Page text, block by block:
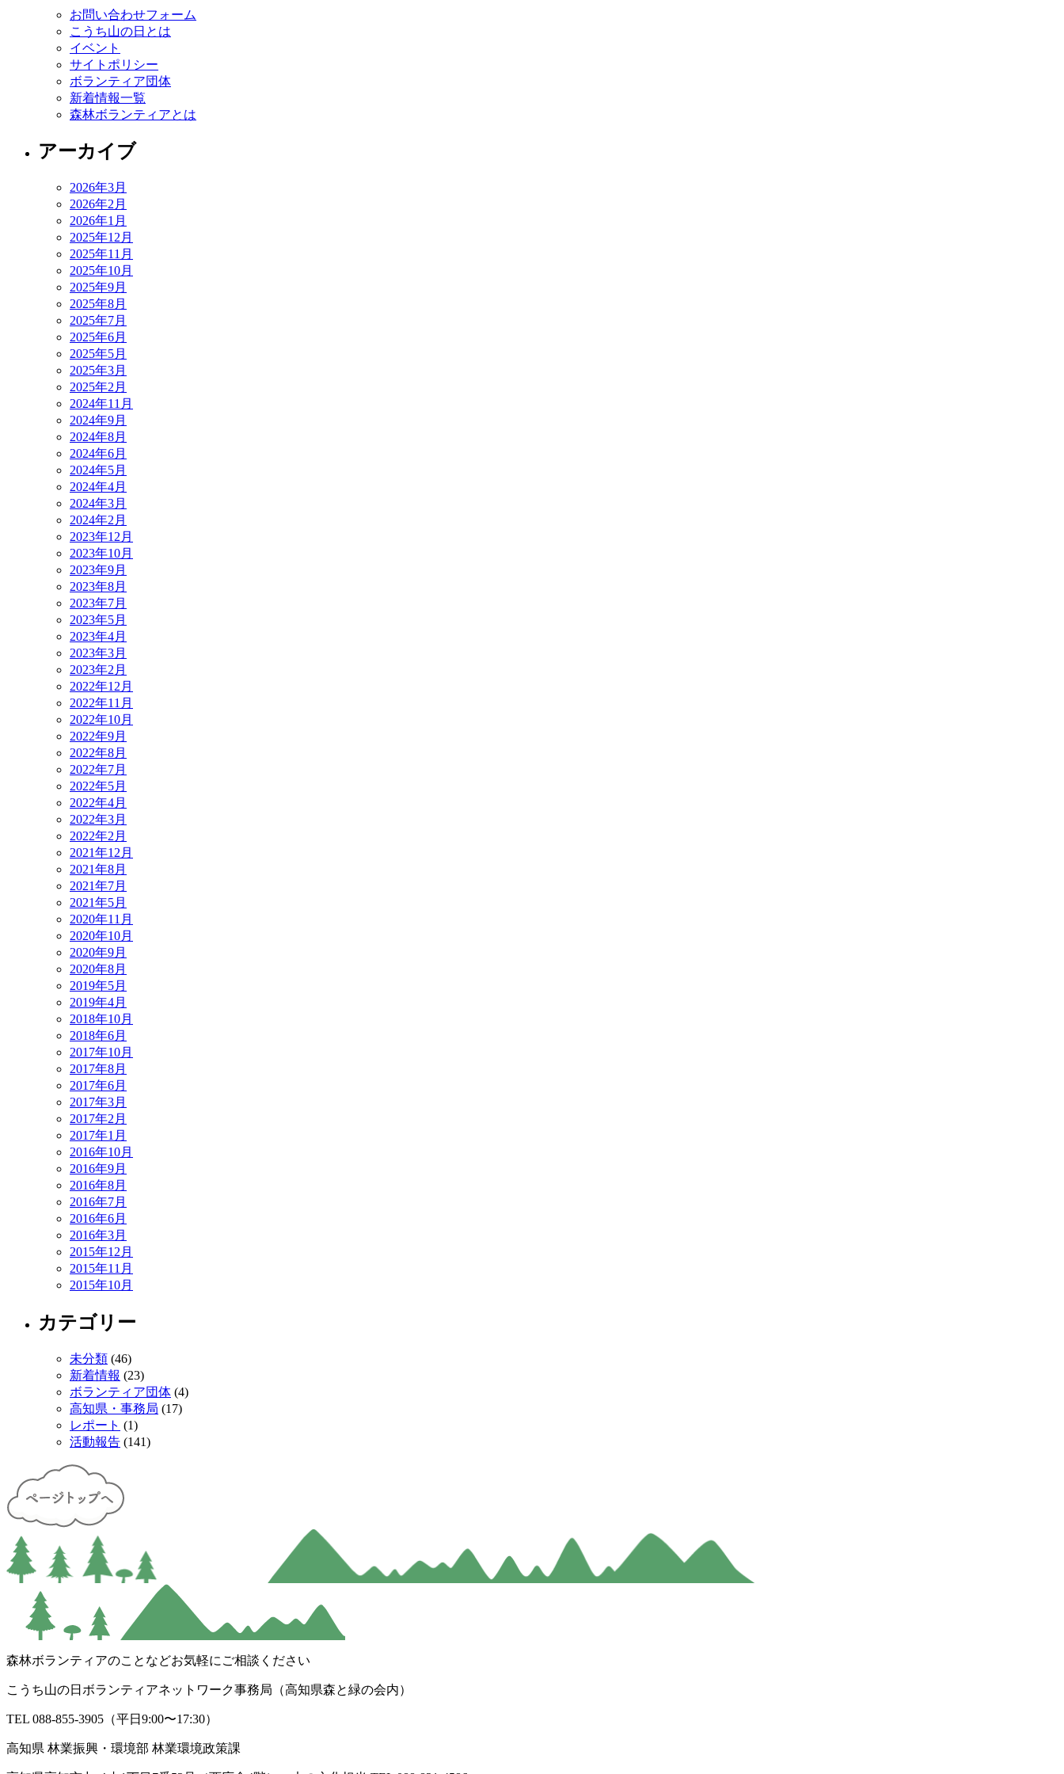
お問い合わせフォーム
こうち山の日とは
イベント
サイトポリシー
ボランティア団体
新着情報一覧
森林ボランティアとは
アーカイブ
2026年3月
2026年2月
2026年1月
2025年12月
2025年11月
2025年10月
2025年9月
2025年8月
2025年7月
2025年6月
2025年5月
2025年3月
2025年2月
2024年11月
2024年9月
2024年8月
2024年6月
2024年5月
2024年4月
2024年3月
2024年2月
2023年12月
2023年10月
2023年9月
2023年8月
2023年7月
2023年5月
2023年4月
2023年3月
2023年2月
2022年12月
2022年11月
2022年10月
2022年9月
2022年8月
2022年7月
2022年5月
2022年4月
2022年3月
2022年2月
2021年12月
2021年8月
2021年7月
2021年5月
2020年11月
2020年10月
2020年9月
2020年8月
2019年5月
2019年4月
2018年10月
2018年6月
2017年10月
2017年8月
2017年6月
2017年3月
2017年2月
2017年1月
2016年10月
2016年9月
2016年8月
2016年7月
2016年6月
2016年3月
2015年12月
2015年11月
2015年10月
カテゴリー
未分類 (46)
新着情報 (23)
ボランティア団体 (4)
高知県・事務局 (17)
レポート (1)
活動報告 (141)
森林ボランティアのことなどお気軽にご相談ください
こうち山の日ボランティアネットワーク事務局（高知県森と緑の会内）
TEL 088-855-3905（平日9:00〜17:30）
高知県 林業振興・環境部 林業環境政策課